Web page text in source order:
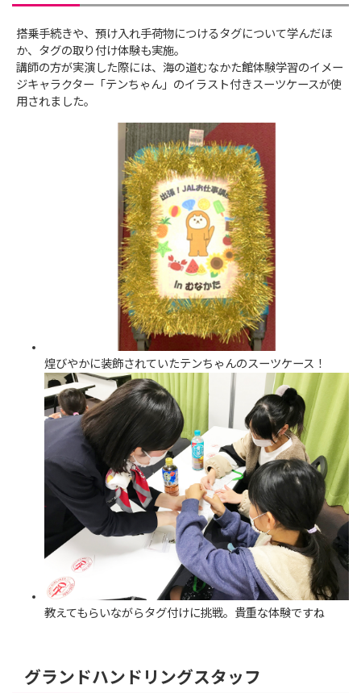
搭乗手続きや、預け入れ手荷物につけるタグについて学んだほ
か、タグの取り付け体験も実施。
講師の方が実演した際には、海の道むなかた館体験学習のイメー
ジキャラクター「テンちゃん」のイラスト付きスーツケースが使
用されました。
煌びやかに装飾されていたテンちゃんのスーツケース！
教えてもらいながらタグ付けに挑戦。貴重な体験ですね
グランドハンドリングスタッフ